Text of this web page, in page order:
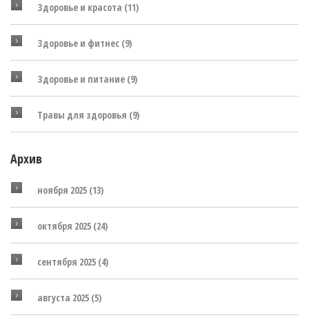
Здоровье и красота (11)
Здоровье и фитнес (9)
Здоровье и питание (9)
Травы для здоровья (9)
Архив
ноября 2025 (13)
октября 2025 (24)
сентября 2025 (4)
августа 2025 (5)